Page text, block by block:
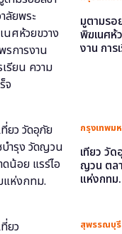
มูตามรอ
พิฆเนศห้
งาน การ
กรุงเทพม
เที่ยว วั
ญวน ตล
แห่งกทม.
สุพรรณบุรี